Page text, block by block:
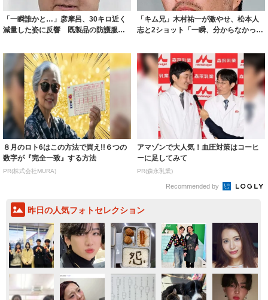
「一瞬誰かと…」彦摩呂、30キロ近く
減量した姿に反響 既製品の防護服が
「キム兄」木村祐一が激やせ、松本人
志と2ショット「一瞬、分からなかった
８月のロト6はこの方法で買え!!６つの
数字が『完全一致』する方法
PR(株式会社MURA)
アマゾンで大人気！血圧対策はコーヒ
ーに足してみて
PR(森永乳業)
Recommended by
昨日の人気フォトセレクション